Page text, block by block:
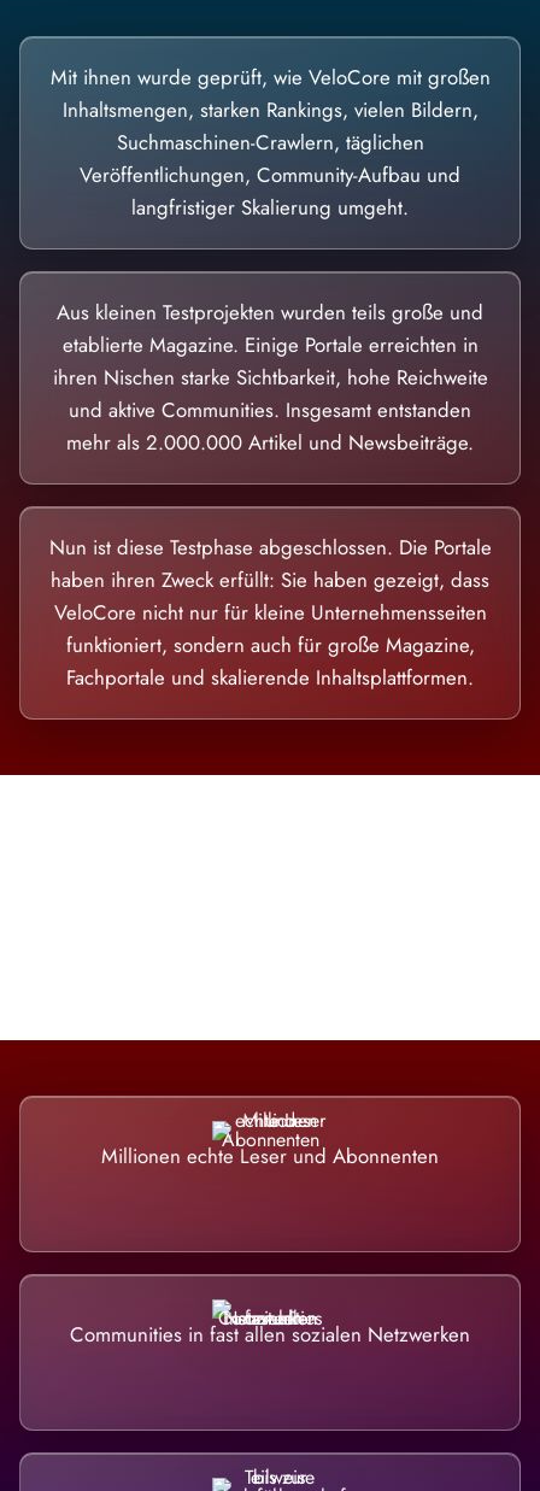
Mit ihnen wurde geprüft, wie VeloCore mit großen
Inhaltsmengen, starken Rankings, vielen Bildern,
Suchmaschinen-Crawlern, täglichen
Veröffentlichungen, Community-Aufbau und
langfristiger Skalierung umgeht.
Aus kleinen Testprojekten wurden teils große und
etablierte Magazine. Einige Portale erreichten in
ihren Nischen starke Sichtbarkeit, hohe Reichweite
und aktive Communities. Insgesamt entstanden
mehr als 2.000.000 Artikel und Newsbeiträge.
Nun ist diese Testphase abgeschlossen. Die Portale
haben ihren Zweck erfüllt: Sie haben gezeigt, dass
VeloCore nicht nur für kleine Unternehmensseiten
funktioniert, sondern auch für große Magazine,
Fachportale und skalierende Inhaltsplattformen.
Millionen echte Leser und Abonnenten
Communities in fast allen sozialen Netzwerken